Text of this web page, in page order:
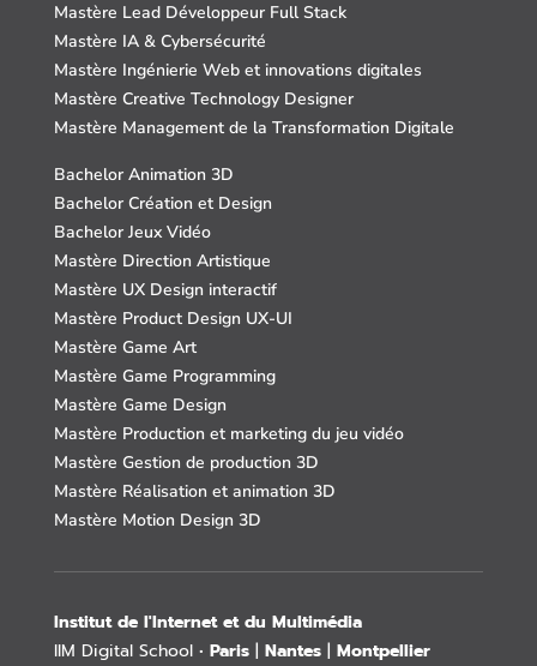
Mastère Lead Développeur Full Stack
Mastère IA & Cybersécurité
Mastère Ingénierie Web et innovations digitales
Mastère Creative Technology Designer
Mastère Management de la Transformation Digitale
Bachelor Animation 3D
Bachelor Création et Design
Bachelor Jeux Vidéo
Mastère Direction Artistique
Mastère UX Design interactif
Mastère Product Design UX-UI
Mastère Game Art
Mastère Game Programming
Mastère Game Design
Mastère Production et marketing du jeu vidéo
Mastère Gestion de production 3D
Mastère Réalisation et animation 3D
Mastère Motion Design 3D
Institut de l'Internet et du Multimédia
IIM Digital School • Paris | Nantes | Montpellier